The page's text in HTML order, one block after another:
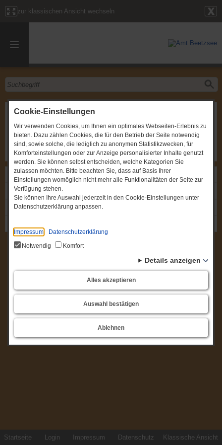
Cookie-Einstellungen
Wir verwenden Cookies, um Ihnen ein optimales Webseiten-Erlebnis zu
bieten. Dazu zählen Cookies, die für den Betrieb der Seite notwendig
sind, sowie solche, die lediglich zu anonymen Statistikzwecken, für
Komforteinstellungen oder zur Anzeige personalisierter Inhalte genutzt
werden. Sie können selbst entscheiden, welche Kategorien Sie
zulassen möchten. Bitte beachten Sie, dass auf Basis Ihrer
Einstellungen womöglich nicht mehr alle Funktionalitäten der Seite zur
Verfügung stehen.
Sie können Ihre Auswahl jederzeit in den Cookie-Einstellungen unter
Datenschutzerklärung anpassen.
Impressum
Datenschutzerklärung
Notwendig
Komfort
Details anzeigen
Alles akzeptieren
Auswahl bestätigen
Ablehnen
zur klassischen Ansicht wechseln
Sitzung des Ortsbeirates
Gremium:
Ortsbeirat Fohrde
Zeitpunkt:
04.05.2010, um 19:30 Uhr
Ort: Fohrde, FFw Tieckow, Havelstraße
Links
Einladung: Sitzung des Ortsbeirates
Protokoll: Sitzung des Ortsbeirates
Startseite Login Impressum Datenschutz Klassische Ansicht